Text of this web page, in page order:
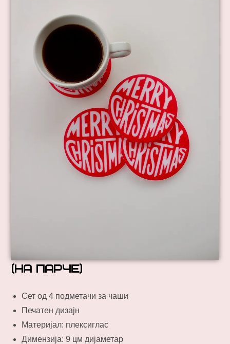
(на парче)
Сет од 4 подметачи за чаши
Печатен дизајн
Материјал: плексиглас
Димензија: 9 цм дијаметар